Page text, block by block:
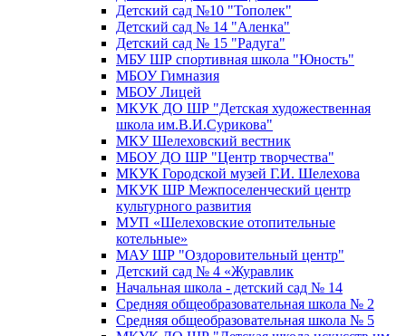
Детский сад №10 "Тополек"
Детский сад № 14 "Аленка"
Детский сад № 15 "Радуга"
МБУ ШР спортивная школа "Юность"
МБОУ Гимназия
МБОУ Лицей
МКУК ДО ШР "Детская художественная
школа им.В.И.Сурикова"
МКУ Шелеховский вестник
МБОУ ДО ШР "Центр творчества"
МКУК Городской музей Г.И. Шелехова
МКУК ШР Межпоселенческий центр
культурного развития
МУП «Шелеховские отопительные
котельные»
МАУ ШР "Оздоровительный центр"
Детский сад № 4 «Журавлик
Начальная школа - детский сад № 14
Средняя общеобразовательная школа № 2
Средняя общеобразовательная школа № 5